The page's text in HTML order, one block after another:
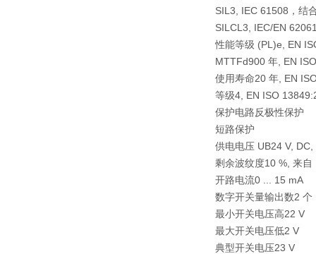
SIL 3, IEC 61508，结
SILCL 3, IEC/EN
性能等级 (PL)e, EN
MTTFd900 年, EN
使用寿命20 年, EN
等级4, EN ISO
保护电路反极性保护
短路保护
供电电压 UB24 V,
剩余波纹度10 %, 来自
开路电流0 ... 15 mA
数字开关量输出数2 个
最小开关电压高22 V
最大开关电压低2 V
典型开关电压23 V